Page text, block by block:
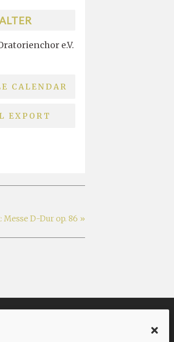
e.V.
CALENDAR
EXPORT
D-Dur op. 86 »
Instagram